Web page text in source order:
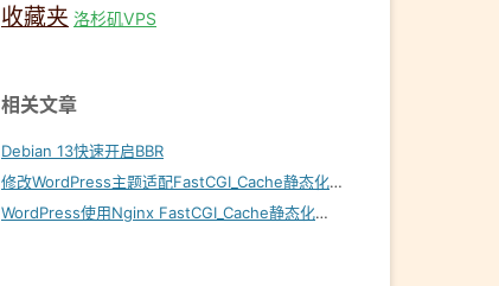
收藏夹 洛杉矶VPS
相关文章
Debian 13快速开启BBR
修改WordPress主题适配FastCGI_Cache静态化缓存
WordPress使用Nginx FastCGI_Cache静态化缓存加速